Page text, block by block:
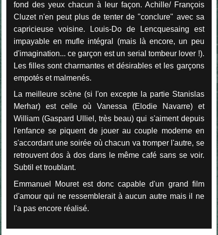
fond des yeux chacun à leur façon. Achille/ François
Cluzet n'en peut plus de tenter de "conclure" avec sa
capricieuse voisine. Louis-Do de Lencquesaing est
impayable en mufle intégral (mais là encore, un peu
d'imagination... ce garçon est un serial tombeur lover !).
Les filles sont charmantes et désirables et les garçons
empotés et malmenés.
La meilleure scène (si l'on excepte la partie Stanislas
Merhar) est celle où Vanessa (Elodie Navarre) et
William (Gaspard Ulliel, très beau) qui s'aiment depuis
l'enfance se piquent de jouer au couple moderne en
s'accordant une soirée où chacun va tromper l'autre, se
retrouvent dos à dos dans le même café sans se voir.
Subtil et troublant.
Emmanuel Mouret est donc capable d'un grand film
d'amour qui ne ressemblerait à aucun autre mais il ne
l'a pas encore réalisé.